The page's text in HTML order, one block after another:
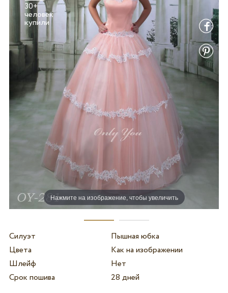
Нажмите на изображение, чтобы увеличить
30+
человек
Силуэт
Пышная юбка
Цвета
Как на изображении
Шлейф
Нет
Срок пошива
28 дней